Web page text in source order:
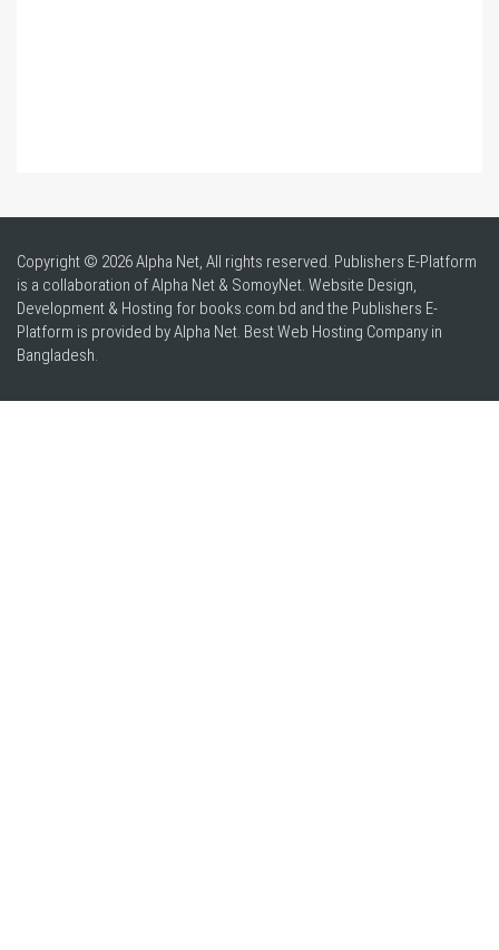
Copyright © 2026 Alpha Net, All rights reserved. Publishers E-Platform
is a collaboration of Alpha Net & SomoyNet. Website Design,
Development & Hosting for books.com.bd and the Publishers E-
Platform is provided by Alpha Net. BestWeb Hosting Company in
Bangladesh.